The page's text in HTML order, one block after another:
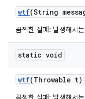
wtf(String
끔찍한 실패: 발생해서
static void
wtf(Throwable t)